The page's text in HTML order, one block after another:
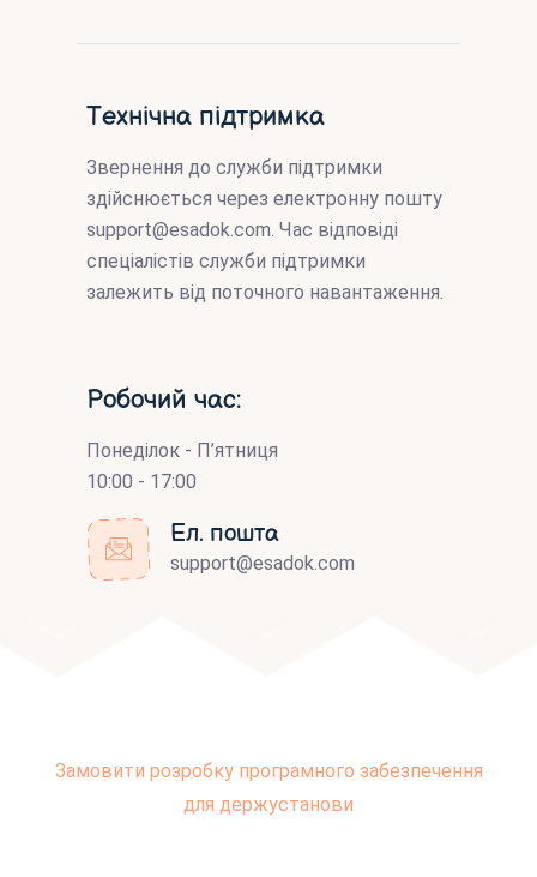
Технічна підтримка
Звернення до служби підтримки
здійснюється через електронну пошту
support@esadok.com. Час відповіді
спеціалістів служби підтримки
залежить від поточного навантаження.
Робочий час:
Понеділок - П’ятниця
10:00 - 17:00
Ел. пошта
support@esadok.com
Замовити розробку програмного забезпечення
для держустанови